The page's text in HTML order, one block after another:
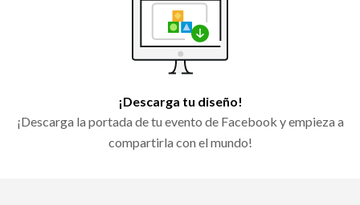
¡Descarga tu diseño!
¡Descarga la portada de tu evento de Facebook y empieza a
compartirla con el mundo!